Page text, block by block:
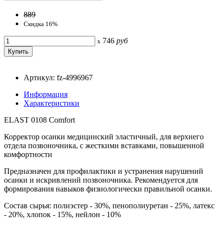
889
Скидка 16%
x 746 руб
Артикул: fz-4996967
Информация
Характеристики
ELAST 0108 Comfort
Корректор осанки медицинский эластичный, для верхнего
отдела позвоночника, с жесткими вставками, повышенной
комфортности
Предназначен для профилактики и устранения нарушений
осанки и искривлений позвоночника. Рекомендуется для
формирования навыков физиологически правильной осанки.
Состав сырья: полиэстер - 30%, пенополиуретан - 25%, латекс
- 20%, хлопок - 15%, нейлон - 10%